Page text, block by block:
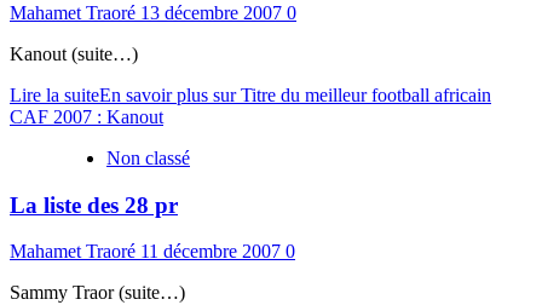
Mahamet Traoré 13 décembre 2007 0
Kanout (suite…)
Lire la suiteEn savoir plus sur Titre du meilleur football africain
CAF 2007 : Kanout
Non classé
La liste des 28 pr
Mahamet Traoré 11 décembre 2007 0
Sammy Traor (suite…)